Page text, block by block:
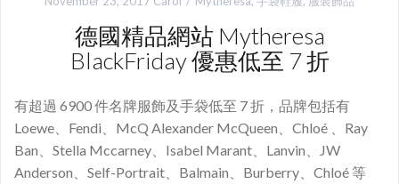
德國精品網站 Mytheresa
BlackFriday 優惠低至 7 折
有超過 6900 件名牌服飾及手袋低至 7 折，品牌包括有
Loewe、Fendi、McQ Alexander McQueen、Chloé 、Ray
Ban、Stella Mccarney、Isabel Marant、Lanvin、JW
Anderson、Self-Portrait、Balmain、Burberry、Chloé 等